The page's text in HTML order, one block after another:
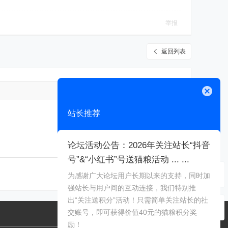
举报
返回列表
站长推荐
论坛活动公告：2026年关注站长“抖音
号”&“小红书”号送猫粮活动 ... ...
为感谢广大论坛用户长期以来的支持，同时加
强站长与用户间的互动连接，我们特别推
出“关注送积分”活动！只需简单关注站长的社
交账号，即可获得价值40元的猫粮积分奖
励！